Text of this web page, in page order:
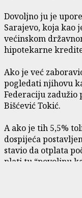
Dovoljno ju je
Sarajevo, koja kao
većinskom
hipotekarne
Ako je već
pogledati njihovu
Federaciju zadužio
Bišćević Tokić.
A ako je tih 5,5%
dospijeća
stavio da otplata
plati tu “povoljnu